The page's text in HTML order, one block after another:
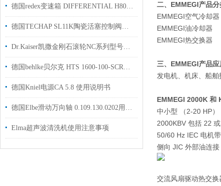
德国redex变速箱 DIFFERENTIAL H80/6 用于精密轧机上使用
德国TECHAP SL11K陶瓷活塞控制阀用于腐蚀性气体和液体
Dr.Kaiser凯撒金刚石滚轮NC系列型号介绍
德国behlke贝尔克 HTS 1600-100-SCR高压开关用于国内科研试验使用
德国Kniel电源CA 5.8 使用说明书
德国Elbe滑动万向轴 0.109.130.0202用户于汽车行业中国代理现货
Elma超声波清洗机使用注意事项
二、EMMEGI产品分
EMMEGI空气冷却器
EMMEGI油冷却器
EMMEGI热交换器
三、EMMEGI产品
发电机、机床、船
EMMEGI 2000K 和
中小型 （2-20 HP）
2000KBV 包括 22
50/60 Hz IEC 电机
侧向 JIC 外部油连接
交流风扇驱动热交